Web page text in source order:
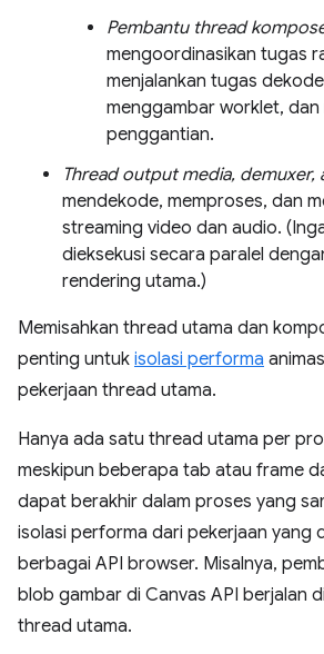
Pembantu thread
mengoordinasikan tugas
menjalankan tugas
menggambar worklet,
penggantian.
Thread output media, demuxer,
mendekode, memproses, dan
streaming video dan audio.
dieksekusi secara paralel
rendering utama.)
Memisahkan thread utama dan
penting untuk isolasi performa
pekerjaan thread utama.
Hanya ada satu thread utama per
meskipun beberapa tab atau frame
dapat berakhir dalam proses yang
isolasi performa dari pekerjaan yang
berbagai API browser. Misalnya,
blob gambar di Canvas API berjalan
thread utama.